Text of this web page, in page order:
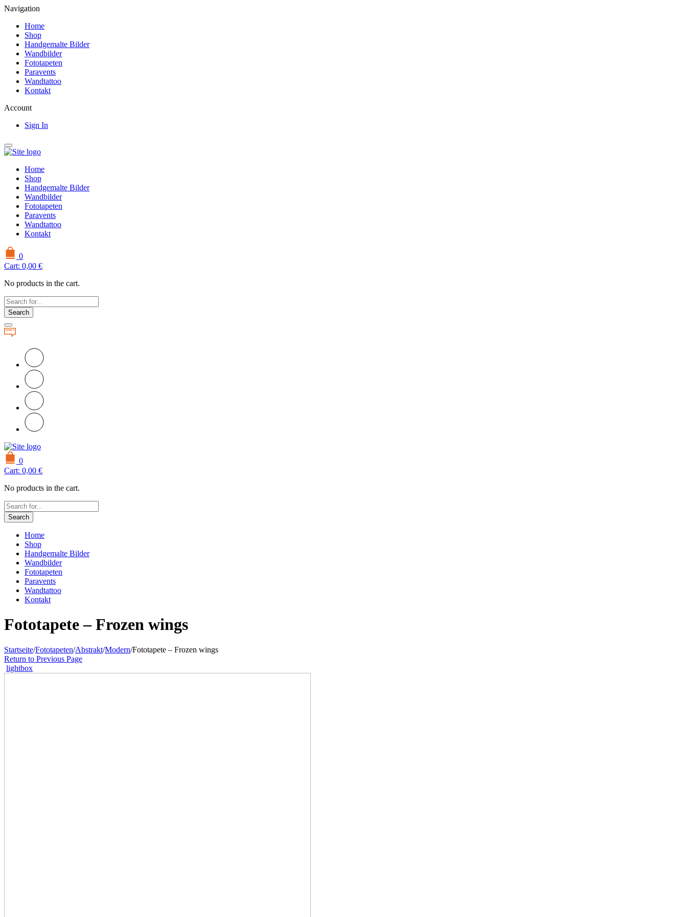
Navigation
Home
Shop
Handgemalte Bilder
Wandbilder
Fototapeten
Paravents
Wandtattoo
Kontakt
Account
Sign In
Home
Shop
Handgemalte Bilder
Wandbilder
Fototapeten
Paravents
Wandtattoo
Kontakt
0
Cart: 0,00 €
No products in the cart.
Search
0
Cart: 0,00 €
No products in the cart.
Search
Home
Shop
Handgemalte Bilder
Wandbilder
Fototapeten
Paravents
Wandtattoo
Kontakt
Fototapete – Frozen wings
Startseite/Fototapeten/Abstrakt/Modern/Fototapete – Frozen wings
Return to Previous Page
lightbox